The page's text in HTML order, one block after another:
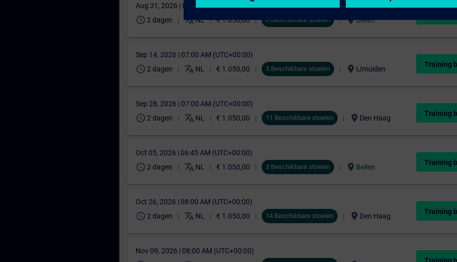
Aug 31, 2026 | 06:45 AM (UTC+00:00)
schedule 2 dagen translateNL € 1.050,00 6 Beschikbare stoelen location_onBeilen
Sep 14, 2026 | 07:00 AM (UTC+00:00)
schedule 2 dagen translate NL € 1.050,00 3 Beschikbare stoelen location_on IJmuiden
Training
Sep 28, 2026 | 07:00 AM (UTC+00:00)
schedule 2 dagen translate NL € 1.050,00 11 Beschikbare stoelen location_on Den Haag
Training
Oct 05, 2026 | 06:45 AM (UTC+00:00)
schedule 2 dagen translate NL € 1.050,00 3 Beschikbare stoelen location_on Beilen
Training
Oct 26, 2026 | 08:00 AM (UTC+00:00)
schedule 2 dagen translate NL € 1.050,00 14 Beschikbare stoelen location_on Den Haag
Training
Nov 09, 2026 | 08:00 AM (UTC+00:00)
Training